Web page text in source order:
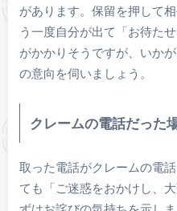
があります。保留を押して
う一度自分が出て「お待た
がかかりそうですが、いか
の意向を伺いましょう。
クレームの電話だった
取った電話がクレームの電
ても「ご迷惑をおかけし、